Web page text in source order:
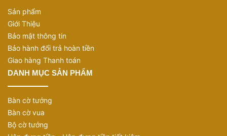
Sản phẩm
Giới Thiệu
Bảo mật thông tin
Bảo hành đổi trả hoàn tiền
Giao hàng Thanh toán
DANH MỤC SẢN PHẨM
Bàn cờ tướng
Bàn cờ vua
Bộ cờ tướng